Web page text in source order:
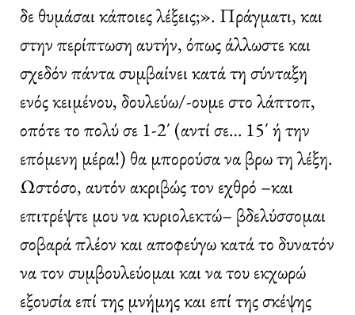
δε θυμάσαι κάποιες λέξεις;». Πράγματι, και
στην περίπτωση αυτήν, όπως άλλωστε και
σχεδόν πάντα συμβαίνει κατά τη σύνταξη
ενός κειμένου, δουλεύω/-ουμε στο λάπτοπ,
οπότε το πολύ σε 1-2΄ (αντί σε… 15΄ ή την
επόμενη μέρα!) θα μπορούσα να βρω τη λέξη.
Ωστόσο, αυτόν ακριβώς τον εχθρό –και
επιτρέψτε μου να κυριολεκτώ– βδελύσσομαι
σοβαρά πλέον και αποφεύγω κατά το δυνατόν
να τον συμβουλεύομαι και να του εκχωρώ
εξουσία επί της μνήμης και επί της σκέψης